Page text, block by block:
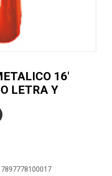
16'
LETRA Y